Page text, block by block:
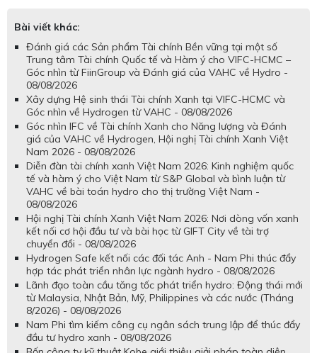
Bài viết khác:
Đánh giá các Sản phẩm Tài chính Bền vững tại một số
Trung tâm Tài chính Quốc tế và Hàm ý cho VIFC-HCMC –
Góc nhìn từ FiinGroup và Đánh giá của VAHC về Hydro -
08/08/2026
Xây dựng Hệ sinh thái Tài chính Xanh tại VIFC-HCMC và
Góc nhìn về Hydrogen từ VAHC - 08/08/2026
Góc nhìn IFC về Tài chính Xanh cho Năng lượng và Đánh
giá của VAHC về Hydrogen, Hội nghị Tài chính Xanh Việt
Nam 2026 - 08/08/2026
Diễn đàn tài chính xanh Việt Nam 2026: Kinh nghiệm quốc
tế và hàm ý cho Việt Nam từ S&P Global và bình luận từ
VAHC về bài toán hydro cho thị trường Việt Nam -
08/08/2026
Hội nghị Tài chính Xanh Việt Nam 2026: Nơi dòng vốn xanh
kết nối cơ hội đầu tư và bài học từ GIFT City về tài trợ
chuyển đổi - 08/08/2026
Hydrogen Safe kết nối các đối tác Anh - Nam Phi thúc đẩy
hợp tác phát triển nhân lực ngành hydro - 08/08/2026
Lãnh đạo toàn cầu tăng tốc phát triển hydro: Động thái mới
từ Malaysia, Nhật Bản, Mỹ, Philippines và các nước (Tháng
8/2026) - 08/08/2026
Nam Phi tìm kiếm công cụ ngân sách trung lập để thúc đẩy
đầu tư hydro xanh - 08/08/2026